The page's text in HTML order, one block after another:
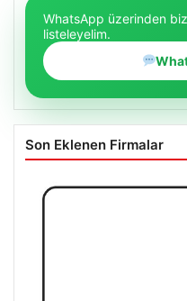
WhatsApp üzerinden
listeleyelim.
Son Eklenen Firmalar